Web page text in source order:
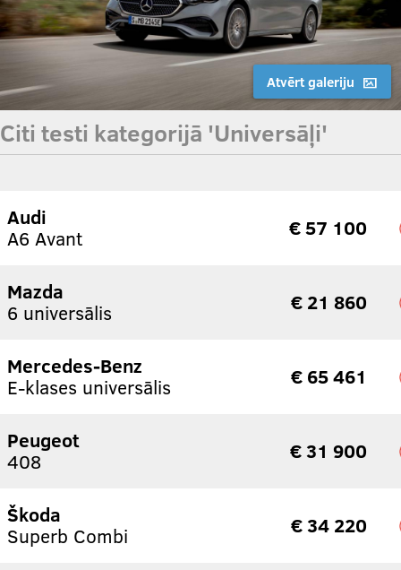
Atvērt galeriju
Citi testi kategorijā 'Universāļi'
Audi
A6 Avant
€ 57 100
Mazda
6 universālis
€ 21 860
Mercedes-Benz
E-klases universālis
€ 65 461
Peugeot
408
€ 31 900
Škoda
Superb Combi
€ 34 220